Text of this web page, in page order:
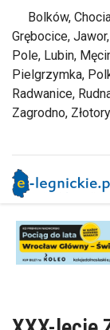
Bolków,
Grębocice,
Pole, Lubin,
Pielgrzymka,
Radwanice,
Zagrodno,